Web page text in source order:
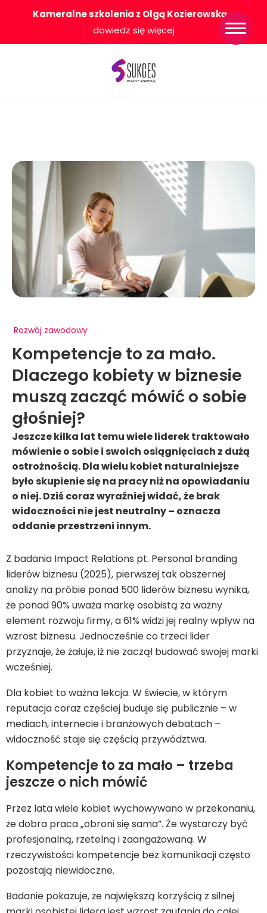
Kameralne szkolenia z Olgą Kozierowską-
dowiedz się więcej
Rozwój zawodowy
Kompetencje to za mało.
Dlaczego kobiety w biznesie
muszą zacząć mówić o sobie
głośniej?
Jeszcze kilka lat temu wiele liderek traktowało
mówienie o sobie i swoich osiągnięciach z dużą
ostrożnością. Dla wielu kobiet naturalniejsze
było skupienie się na pracy niż na opowiadaniu
o niej. Dziś coraz wyraźniej widać, że brak
widoczności nie jest neutralny – oznacza
oddanie przestrzeni innym.
Z badania Impact Relations pt. Personal branding
liderów biznesu (2025), pierwszej tak obszernej
analizy na próbie ponad 500 liderów biznesu wynika,
że ponad 90% uważa markę osobistą za ważny
element rozwoju firmy, a 61% widzi jej realny wpływ na
wzrost biznesu. Jednocześnie co trzeci lider
przyznaje, że żałuje, iż nie zaczął budować swojej marki
wcześniej.
Dla kobiet to ważna lekcja. W świecie, w którym
reputacja coraz częściej buduje się publicznie – w
mediach, internecie i branżowych debatach –
widoczność staje się częścią przywództwa.
Kompetencje to za mało – trzeba
jeszcze o nich mówić
Przez lata wiele kobiet wychowywano w przekonaniu,
że dobra praca „obroni się sama”. Że wystarczy być
profesjonalną, rzetelną i zaangażowaną. W
rzeczywistości kompetencje bez komunikacji często
pozostają niewidoczne.
Badanie pokazuje, że największą korzyścią z silnej
Strona główna
Konkurs Sukces